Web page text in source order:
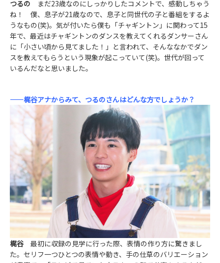
つるの まだ23歳なのにしっかりしたコメントで、感動しちゃう
ね！ 僕、息子が21歳なので、息子と同世代の子と番組をするよ
うなもの(笑)。気が付いたら僕も「チャギントン」に関わって15
年で、最近はチャギントンのダンスを教えてくれるダンサーさん
に「小さい頃から見てました！」と言われて、そんななかでダン
スを教えてもらうという現象が起こっていて(笑)。世代が回って
いるんだなと思いました。
——梶谷アナからみて、つるのさんはどんな方でしょうか？
梶谷最初に収録の見学に行った際、表情の作り方に驚きまし
た。セリフ一つひとつの表情や動き、手の仕草のバリエーション